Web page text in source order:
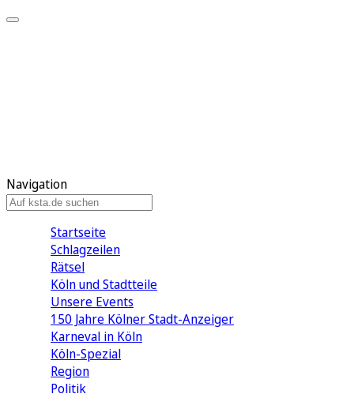
Navigation
Startseite
Schlagzeilen
Rätsel
Köln und Stadtteile
Unsere Events
150 Jahre Kölner Stadt-Anzeiger
Karneval in Köln
Köln-Spezial
Region
Politik